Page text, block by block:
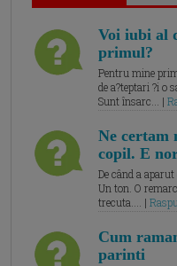
Voi iubi al
primul?
Pentru mine
de a?teptari ?i o
Sunt însarc... |
Ne certam
copil. E
De când a
Un ton. O
trecuta.... |
Cum
parinti